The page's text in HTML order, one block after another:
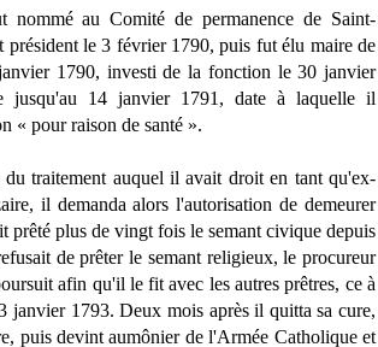
au Comité de permanence de Saint-
président le 3 février 1790, puis fut élu maire de
1790, investi de la fonction le 30 janvier
jusqu'au 14 janvier 1791, date à laquelle il
« pour raison de santé ».
traitement auquel il avait droit en tant qu'ex-
il demanda alors l'autorisation de demeurer
prêté plus de vingt fois le semant civique depuis
de prêter le semant religieux, le procureur
afin qu'il le fit avec les autres prêtres, ce à
janvier 1793. Deux mois après il quitta sa cure,
puis devint aumônier de l'Armée Catholique et